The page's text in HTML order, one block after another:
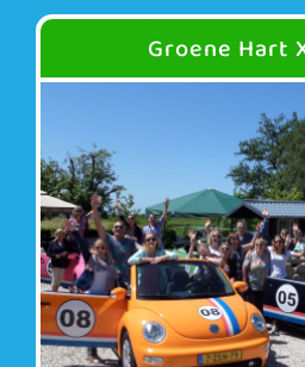
Groene Hart